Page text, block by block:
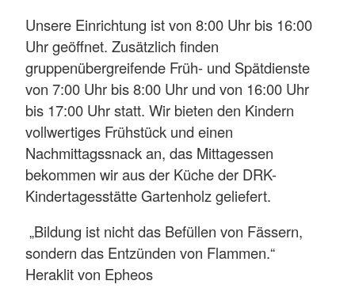
Unsere Einrichtung ist von 8:00 Uhr bis 16:00
Uhr geöffnet. Zusätzlich finden
gruppenübergreifende Früh- und Spätdienste
von 7:00 Uhr bis 8:00 Uhr und von 16:00 Uhr
bis 17:00 Uhr statt. Wir bieten den Kindern
vollwertiges Frühstück und einen
Nachmittagssnack an, das Mittagessen
bekommen wir aus der Küche der DRK-
Kindertagesstätte Gartenholz geliefert.
„Bildung ist nicht das Befüllen von Fässern,
sondern das Entzünden von Flammen.“
Heraklit von Epheos